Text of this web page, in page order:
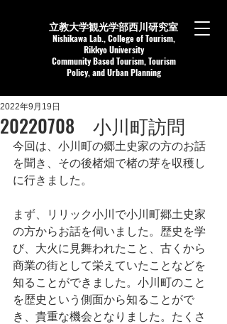
立教大学観光学部西川研究室
Nishikawa Lab.,College of Tourism,
Rikkyo University
Community Based Tourism, Tourism
Policy, and Urban Planning
20220708 小川町訪問
2022年9月19日
今回は、小川町の郷土史家の方のお話
を聞き、その後楮畑で楮の芽を収穫し
に行きました。
まず、リリック小川で小川町郷土史家
の方からお話を伺いました。歴史を学
び、大火に見舞われたこと、古くから
商業の街として栄えていたことなどを
知ることができました。小川町のこと
を歴史という側面から知ることがで
き、貴重な機会となりました。たくさ